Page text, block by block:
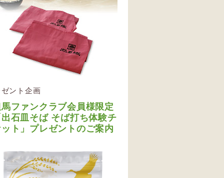
ント企画
ファンクラブ会員様限定
石皿そば そば打ち体験チ
ト」プレゼントのご案内